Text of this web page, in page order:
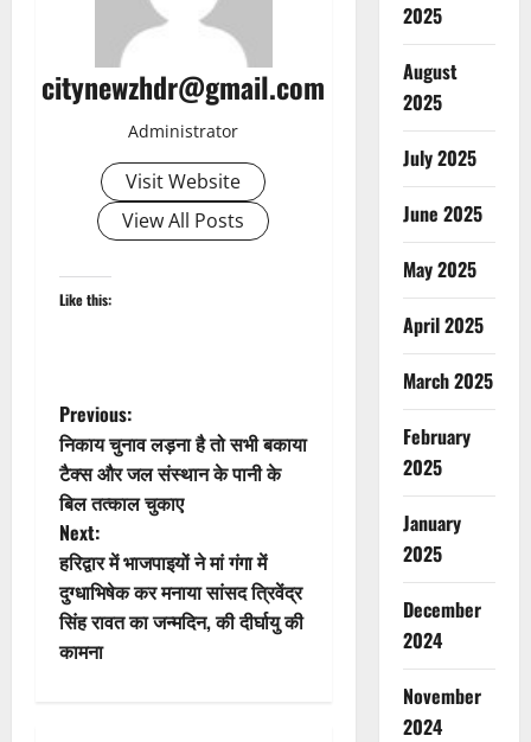
citynewzhdr@gmail.com
Administrator
Visit Website
View All Posts
Like this:
P
o
s
t
n
a
Previous:
निकाय चुनाव लड़ना है तो सभी बकाया
टैक्स और जल संस्थान के पानी के
बिल तत्काल चुकाए
Next:
हरिद्वार में भाजपाइयों ने मां गंगा में
दुग्धाभिषेक कर मनाया सांसद त्रिवेंद्र
सिंह रावत का जन्मदिन, की दीर्घायु की
कामना
2025
August
2025
July 2025
June 2025
May 2025
April 2025
March 2025
February
2025
January
2025
December
2024
November
2024